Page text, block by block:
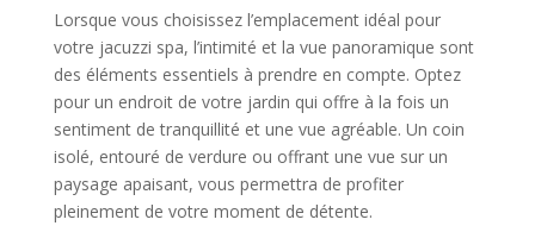
Lorsque vous choisissez l’emplacement idéal pour
votre jacuzzi spa, l’intimité et la vue panoramique sont
des éléments essentiels à prendre en compte. Optez
pour un endroit de votre jardin qui offre à la fois un
sentiment de tranquillité et une vue agréable. Un coin
isolé, entouré de verdure ou offrant une vue sur un
paysage apaisant, vous permettra de profiter
pleinement de votre moment de détente.